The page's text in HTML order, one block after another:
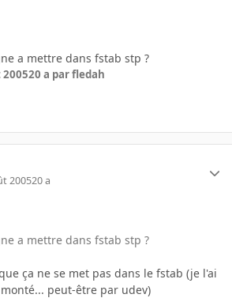
a mettre dans fstab stp ?
20 a par fledah
200520 a
a mettre dans fstab stp ?
ça ne se met pas dans le fstab (je l'ai
peut-être par udev)